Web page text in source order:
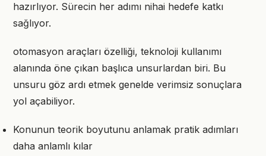
hazırlıyor. Sürecin her adımı nihai hedefe katkı
sağlıyor.
otomasyon araçları özelliği, teknoloji kullanımı
alanında öne çıkan başlıca unsurlardan biri. Bu
unsuru göz ardı etmek genelde verimsiz sonuçlara
yol açabiliyor.
Konunun teorik boyutunu anlamak pratik adımları
daha anlamlı kılar